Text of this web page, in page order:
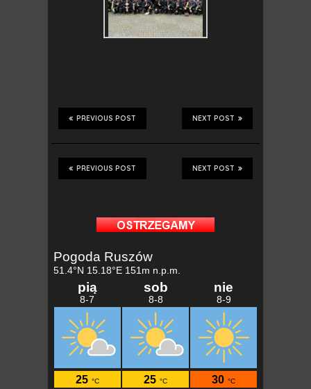
NEXT POST
PREVIOUS POST
NEXT POST
PREVIOUS POST